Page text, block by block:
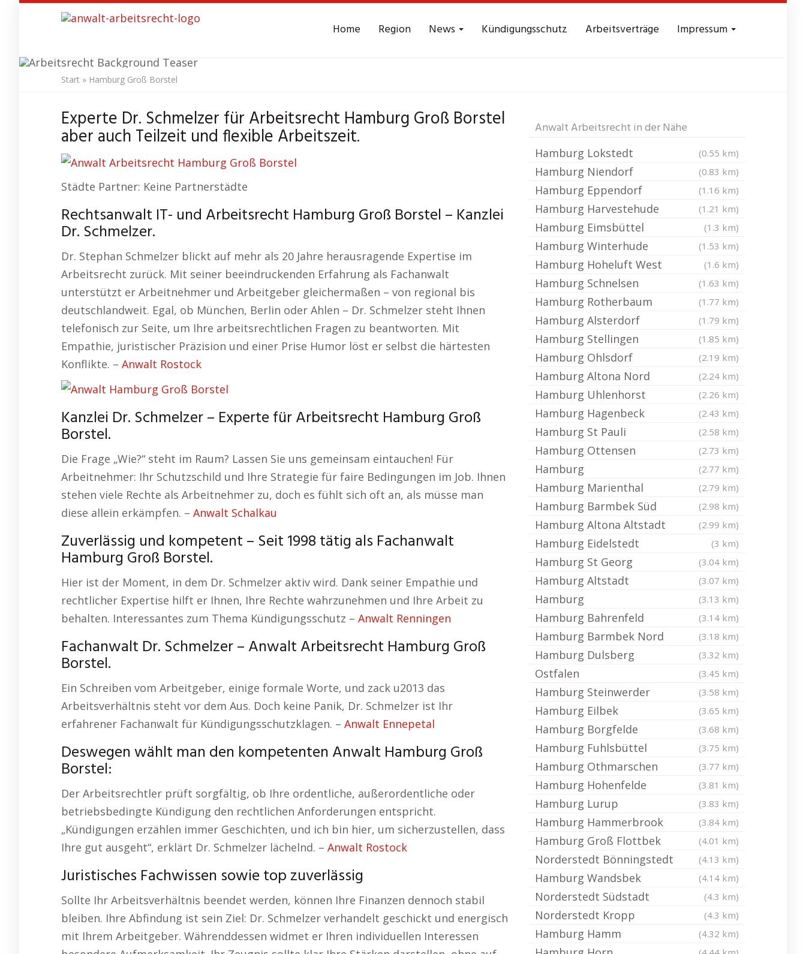
content
Home Region News Kündigungsschutz Arbeitsverträge Impressum
Anwalt Arbeitsrecht Hamburg Groß Borstel
Start » Hamburg Groß Borstel
Experte Dr. Schmelzer für Arbeitsrecht Hamburg Groß Borstel
aber auch Teilzeit und flexible Arbeitszeit.
Städte Partner: Keine Partnerstädte
Rechtsanwalt IT- und Arbeitsrecht Hamburg Groß Borstel – Kanzlei
Dr. Schmelzer.
Dr. Stephan Schmelzer blickt auf mehr als 20 Jahre herausragende Expertise im
Arbeitsrecht zurück. Mit seiner beeindruckenden Erfahrung als Fachanwalt
unterstützt er Arbeitnehmer und Arbeitgeber gleichermaßen – von regional bis
deutschlandweit. Egal, ob München, Berlin oder Ahlen – Dr. Schmelzer steht Ihnen
telefonisch zur Seite, um Ihre arbeitsrechtlichen Fragen zu beantworten. Mit
Empathie, juristischer Präzision und einer Prise Humor löst er selbst die härtesten
Konflikte. – Anwalt Rostock
Kanzlei Dr. Schmelzer – Experte für Arbeitsrecht Hamburg Groß
Borstel.
Die Frage „Wie?“ steht im Raum? Lassen Sie uns gemeinsam eintauchen! Für
Arbeitnehmer: Ihr Schutzschild und Ihre Strategie für faire Bedingungen im Job. Ihnen
stehen viele Rechte als Arbeitnehmer zu, doch es fühlt sich oft an, als müsse man
diese allein erkämpfen. – Anwalt Schalkau
Zuverlässig und kompetent – Seit 1998 tätig als Fachanwalt
Hamburg Groß Borstel.
Hier ist der Moment, in dem Dr. Schmelzer aktiv wird. Dank seiner Empathie und
rechtlicher Expertise hilft er Ihnen, Ihre Rechte wahrzunehmen und Ihre Arbeit zu
behalten. Interessantes zum Thema Kündigungsschutz – Anwalt Renningen
Fachanwalt Dr. Schmelzer – Anwalt Arbeitsrecht Hamburg Groß
Borstel.
Ein Schreiben vom Arbeitgeber, einige formale Worte, und zack u2013 das
Arbeitsverhältnis steht vor dem Aus. Doch keine Panik, Dr. Schmelzer ist Ihr
erfahrener Fachanwalt für Kündigungsschutzklagen. – Anwalt Ennepetal
Deswegen wählt man den kompetenten Anwalt Hamburg Groß
Borstel:
Der Arbeitsrechtler prüft sorgfältig, ob Ihre ordentliche, außerordentliche oder
betriebsbedingte Kündigung den rechtlichen Anforderungen entspricht.
„Kündigungen erzählen immer Geschichten, und ich bin hier, um sicherzustellen, dass
Ihre gut ausgeht“, erklärt Dr. Schmelzer lächelnd. – Anwalt Rostock
Juristisches Fachwissen sowie top zuverlässig
Sollte Ihr Arbeitsverhältnis beendet werden, können Ihre Finanzen dennoch stabil
bleiben. Ihre Abfindung ist sein Ziel: Dr. Schmelzer verhandelt geschickt und energisch
mit Ihrem Arbeitgeber. Währenddessen widmet er Ihren individuellen Interessen
Anwalt Arbeitsrecht in der Nähe
Hamburg Lokstedt (0.55 km)
Hamburg Niendorf (0.83 km)
Hamburg Eppendorf (1.16 km)
Hamburg Harvestehude (1.21 km)
Hamburg Eimsbüttel (1.3 km)
Hamburg Winterhude (1.53 km)
Hamburg Hoheluft West (1.6 km)
Hamburg Schnelsen (1.63 km)
Hamburg Rotherbaum (1.77 km)
Hamburg Alsterdorf (1.79 km)
Hamburg Stellingen (1.85 km)
Hamburg Ohlsdorf (2.19 km)
Hamburg Altona Nord (2.24 km)
Hamburg Uhlenhorst (2.26 km)
Hamburg Hagenbeck (2.43 km)
Hamburg St Pauli (2.58 km)
Hamburg Ottensen (2.73 km)
Hamburg (2.77 km)
Hamburg Marienthal (2.79 km)
Hamburg Barmbek Süd (2.98 km)
Hamburg Altona Altstadt (2.99 km)
Hamburg Eidelstedt (3 km)
Hamburg St Georg (3.04 km)
Hamburg Altstadt (3.07 km)
Hamburg (3.13 km)
Hamburg Bahrenfeld (3.14 km)
Hamburg Barmbek Nord (3.18 km)
Hamburg Dulsberg (3.32 km)
Ostfalen (3.45 km)
Hamburg Steinwerder (3.58 km)
Hamburg Eilbek (3.65 km)
Hamburg Borgfelde (3.68 km)
Hamburg Fuhlsbüttel (3.75 km)
Hamburg Othmarschen (3.77 km)
Hamburg Hohenfelde (3.81 km)
Hamburg Lurup (3.83 km)
Hamburg Hammerbrook (3.84 km)
Hamburg Groß Flottbek (4.01 km)
Norderstedt Bönningstedt (4.13 km)
Hamburg Wandsbek (4.14 km)
Norderstedt Südstadt (4.3 km)
Norderstedt Kropp (4.3 km)
Hamburg Hamm (4.32 km)